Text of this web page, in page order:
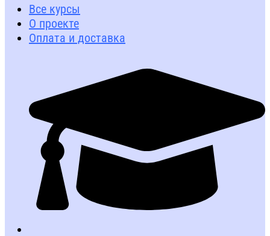
Все курсы
О проекте
Оплата и доставка